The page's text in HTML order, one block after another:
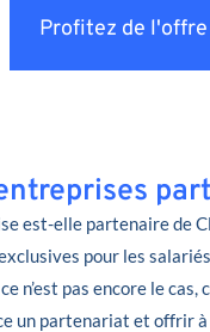
Profitez de l'offre
est-elle partenaire de
pour les
n’est pas encore le
un partenariat et offrir